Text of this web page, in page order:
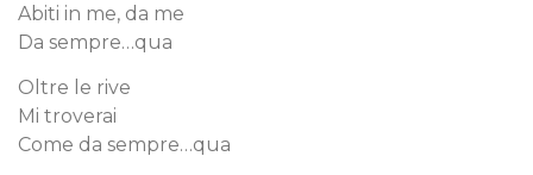
Abiti in me, da me
Da sempre…qua
Oltre le rive
Mi troverai
Come da sempre…qua